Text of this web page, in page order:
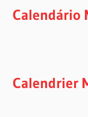
Calendário
Calendrier